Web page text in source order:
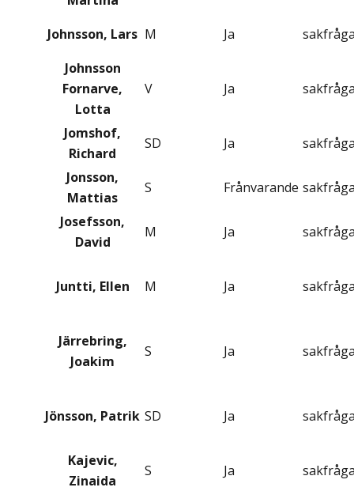
Johnsson, Lars M Ja
Johnsson
Fornarve,
Lotta
V Ja
Jomshof,
Richard
SD Ja
Jonsson,
Mattias
S Frånvarande
Josefsson,
David
M Ja
Juntti, Ellen M Ja
Järrebring,
Joakim
S Ja
Jönsson, Patrik SD Ja
Kajevic,
Zinaida
S Ja